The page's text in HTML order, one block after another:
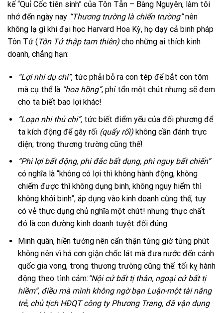
kế “Quỉ Cốc tiên sinh” của Tôn Tẫn – Bàng Nguyên, làm tôi
nhớ đến ngày nay “Thương trường là chiến trường”nên
không lạ gì khi đại học Harvard Hoa Kỳ, họ dạy cả binh pháp
Tôn Tử ( Tôn Tử thập tam thiên) cho những ai thích kinh
doanh, chẳng hạn:
“Lợi nhi dụ chi”, tức phải bỏ ra con tép để bắt con tôm
mà cụ thể là “hoa hồng”, phí tổn một chút nhưng sẽ đem
cho ta biết bao lợi khác!
“Loạn nhi thủ chi”, tức biết điểm yếu của đối phương để
ta kích động để gây rối (quấy rối)không cần đánh trực
diện; trong thương trường cũng thế!
“Phi lợi bất động, phi đắc bất dụng, phi nguy bất chiến”
có nghĩa là “không có lợi thì không hành động, không
chiếm được thì không dụng binh, không nguy hiểm thì
không khởi binh”, áp dụng vào kinh doanh cũng thế, tuy
có vẻ thực dụng chủ nghĩa một chút! nhưng thực chất
đó là con đường kinh doanh tuyệt đối đúng.
Minh quân, hiền tướng nên cẩn thận từng giờ từng phút
không nên vì hả cơn giận chốc lát mà đưa nước đến cảnh
quốc gia vong, trong thương trường cũng thế: tối kỵ hành
động theo tình cảm: “Nội cử bất tị thân, ngoại cử bất tị
hiềm”, điều mà mình không ngờ bạn Luận-một tài năng
trẻ, chủ tịch HĐQT công ty Phương Trang, đã vận dụng